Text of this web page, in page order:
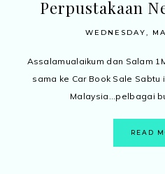
Perpustakaan
WEDNESDAY,
Assalamualaikum dan Salam
sama ke Car Book Sale
Malaysia...pelbagai
READ